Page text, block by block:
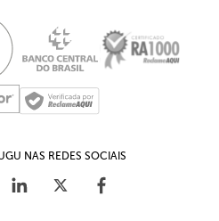
NAS REDES SOCIAIS